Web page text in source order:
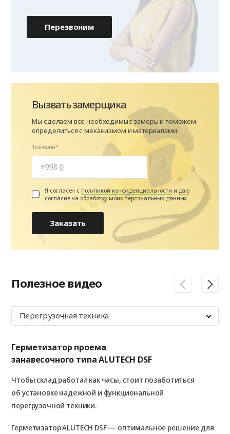
Перезвоним
Вызвать замерщика
Мы сделаем все необходимые замеры и поможем
определиться с механизмом и материалами
Телефон
Я согласен с политикой конфиденциальности и даю
согласие на обработку моих персональных данных.
Заказать
Полезное видео
Перегрузочная техника
Герметизатор проема
занавесочного типа ALUTECH DSF
Чтобы склад работал как часы, стоит позаботиться
об установке надежной и функциональной
перегрузочной техники.
Герметизатор ALUTECH DSF — оптимальное решение для